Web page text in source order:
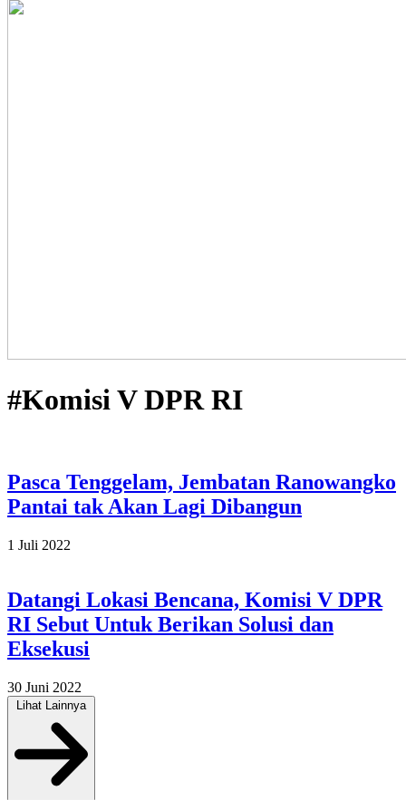
#Komisi V DPR RI
Pasca Tenggelam, Jembatan Ranowangko
Pantai tak Akan Lagi Dibangun
1 Juli 2022
Datangi Lokasi Bencana, Komisi V DPR
RI Sebut Untuk Berikan Solusi dan
Eksekusi
30 Juni 2022